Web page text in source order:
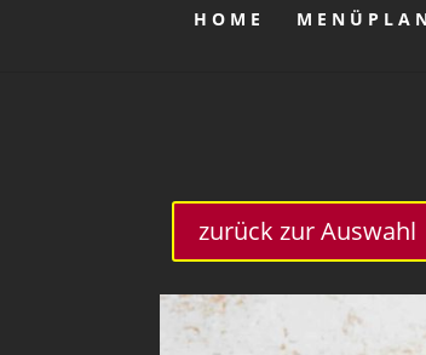
HOME
zurück zur Auswahl